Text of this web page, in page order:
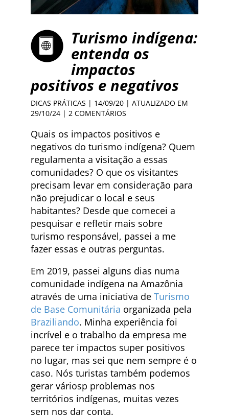
Turismo indígena:
entenda os
impactos
positivos e negativos
DICAS PRÁTICAS | 14/09/20 | ATUALIZADO EM
29/10/24 | 2 COMENTÁRIOS
Quais os impactos positivos e
negativos do turismo indígena? Quem
regulamenta a visitação a essas
comunidades? O que os visitantes
precisam levar em consideração para
não prejudicar o local e seus
habitantes? Desde que comecei a
pesquisar e refletir mais sobre
turismo responsável, passei a me
fazer essas e outras perguntas.
Em 2019, passei alguns dias numa
comunidade indígena na Amazônia
através de uma iniciativa de Turismo
de Base Comunitária organizada pela
Braziliando. Minha experiência foi
incrível e o trabalho da empresa me
parece ter impactos super positivos
no lugar, mas sei que nem sempre é o
caso. Nós turistas também podemos
gerar váriosp problemas nos
territórios indígenas, muitas vezes
sem nos dar conta.